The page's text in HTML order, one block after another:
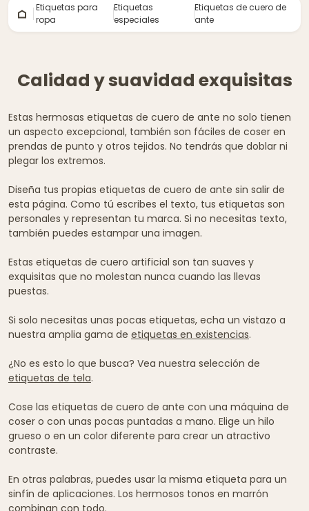
Etiquetas para
ropa
Etiquetas
especiales
Etiquetas de cuero de
ante
Calidad y suavidad exquisitas
Estas hermosas etiquetas de cuero de ante no solo tienen
un aspecto excepcional, también son fáciles de coser en
prendas de punto y otros tejidos. No tendrás que doblar ni
plegar los extremos.
Diseña tus propias etiquetas de cuero de ante sin salir de
esta página. Como tú escribes el texto, tus etiquetas son
personales y representan tu marca. Si no necesitas texto,
también puedes estampar una imagen.
Estas etiquetas de cuero artificial son tan suaves y
exquisitas que no molestan nunca cuando las llevas
puestas.
Si solo necesitas unas pocas etiquetas, echa un vistazo a
nuestra amplia gama de etiquetas en existencias.
¿No es esto lo que busca? Vea nuestra selección de
etiquetas de tela.
Cose las etiquetas de cuero de ante con una máquina de
coser o con unas pocas puntadas a mano. Elige un hilo
grueso o en un color diferente para crear un atractivo
contraste.
En otras palabras, puedes usar la misma etiqueta para un
sinfín de aplicaciones. Los hermosos tonos en marrón
combinan con todo.